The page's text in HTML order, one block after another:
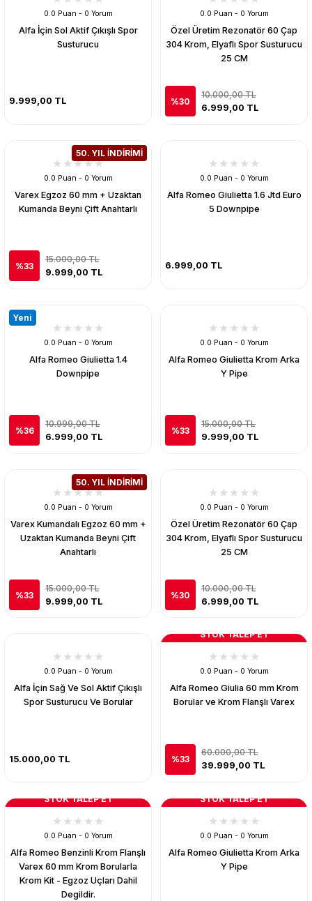
0.0 Puan - 0 Yorum
Alfa İçin Sol Aktif Çıkışlı Spor
Susturucu
9.999,00 TL
0.0 Puan - 0 Yorum
Özel Üretim Rezonatör 60 Çap
304 Krom, Elyaflı Spor Susturucu
25 CM
%30
10.000,00 TL
6.999,00 TL
50. YIL İNDİRİMİ
0.0 Puan - 0 Yorum
Varex Egzoz 60 mm + Uzaktan
Kumanda Beyni Çift Anahtarlı
%33
15.000,00 TL
9.999,00 TL
0.0 Puan - 0 Yorum
Alfa Romeo Giulietta 1.6 Jtd Euro
5 Downpipe
6.999,00 TL
Yeni
0.0 Puan - 0 Yorum
Alfa Romeo Giulietta 1.4
Downpipe
%36
10.999,00 TL
6.999,00 TL
0.0 Puan - 0 Yorum
Alfa Romeo Giulietta Krom Arka
Y Pipe
%33
15.000,00 TL
9.999,00 TL
50. YIL İNDİRİMİ
0.0 Puan - 0 Yorum
Varex Kumandalı Egzoz 60 mm +
Uzaktan Kumanda Beyni Çift
Anahtarlı
%33
15.000,00 TL
9.999,00 TL
0.0 Puan - 0 Yorum
Özel Üretim Rezonatör 60 Çap
304 Krom, Elyaflı Spor Susturucu
25 CM
%30
10.000,00 TL
6.999,00 TL
0.0 Puan - 0 Yorum
Alfa İçin Sağ Ve Sol Aktif Çıkışlı
Spor Susturucu Ve Borular
15.000,00 TL
STOK TALEP ET
0.0 Puan - 0 Yorum
Alfa Romeo Giulia 60 mm Krom
Borular ve Krom Flanşlı Varex
%33
60.000,00 TL
39.999,00 TL
STOK TALEP ET
0.0 Puan - 0 Yorum
Alfa Romeo Benzinli Krom Flanşlı
Varex 60 mm Krom Borularla
Krom Kit - Egzoz Uçları Dahil
Degildir.
STOK TALEP ET
0.0 Puan - 0 Yorum
Alfa Romeo Giulietta Krom Arka
Y Pipe